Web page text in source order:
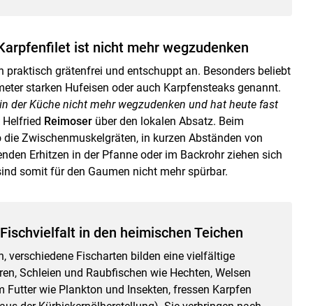
ist nicht mehr wegzudenken
praktisch grätenfrei und entschuppt an. Besonders beliebt
starken Hufeisen oder auch Karpfensteaks genannt.
der Küche nicht mehr wegzudenken und hat heute fast
Helfried Reimoserüber den lokalen Absatz. Beim
Zwischenmuskelgräten, in kurzen Abständen von
Erhitzen in der Pfanne oder im Backrohr ziehen sich
somit für den Gaumen nicht mehr spürbar.
in den heimischen Teichen
verschiedene Fischarten bilden eine vielfältige
Schleien und Raubfischen wie Hechten, Welsen
wie Plankton und Insekten, fressen Karpfen